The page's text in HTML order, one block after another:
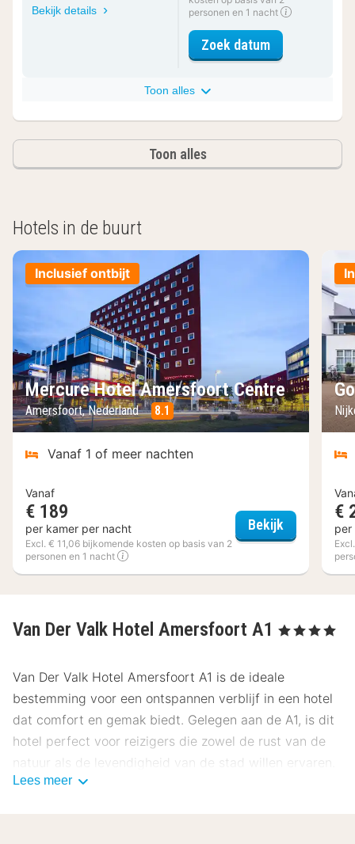
Bekijk details
personen en 1 nacht
Zoek datumvoor Luxe
Toon alles
Toon alles
Hotels in de buurt
Inclusief ontbijt
Mercure Hotel Amersfoort Centre
Amersfoort, Nederland 8.1
Vanaf 1 of meer nachten
Vanaf
€ 189
per kamer per nacht
Excl. € 11,06 bijkomende kosten op basis van 2
personen en 1 nacht
Bekijk Mercure
€
per
Van Der Valk Hotel Amersfoort A1 , 4 Sterren
Van Der Valk Hotel Amersfoort A1 is de ideale
bestemming voor een ontspannen verblijf in een hotel
dat comfort en gemak biedt. Gelegen aan de A1, is dit
hotel perfect voor reizigers die zowel de rust van de
natuur als de levendigheid van de stad willen ervaren.
Lees meer